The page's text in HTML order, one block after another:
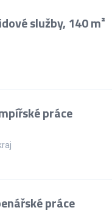
služby, 140 m²
práce
práce